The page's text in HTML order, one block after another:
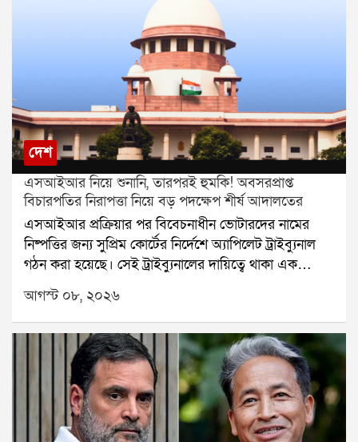
দেশ
এসআইআর নিয়ে শুনানি, তারপরই হুমকি! অবসরপ্রাপ্ত
বিচারপতির নিরাপত্তা নিয়ে বড় পদক্ষেপ শীর্ষ আদালতের
এসআইআর প্রক্রিয়ার পর বিবেচনাধীন ভোটারদের নামের
নিষ্পত্তির জন্য সুপ্রিম কোর্টের নির্দেশে অ্যাপিলেট ট্রাইব্যুনাল
গঠন করা হয়েছে। সেই ট্রাইব্যুনালের দায়িত্বে থাকা এক
অবসরপ্রাপ্ত বিচারপতির নিরাপত্তা নিয়ে এবার প্রশ্ন উঠল।
হুমকি, পথ দুর্ঘটনা এবং বাড়িতে চিঠি আসার অভিযোগের পর
বিষয়টি পৌঁছল সুপ্রিম কোর্টে। এবার নিরাপত্তার বিষয়টি
খতিয়ে দেখে প্রয়োজনীয় ব্যবস্থা নেওয়ার জন্য কলকাতা
হাইকোর্টের প্রধান বিচারপতিকে নির্দেশ দিল শীর্ষ আদালত।
অবসরপ্রাপ্ত ওই বিচারপতির ছেলে তাঁর বাবার নিরাপত্তা নিয়ে
সুপ্রিম কোর্টে আবেদন করেন। আবেদনে বলা হয়, এসআইআর
সংক্রান্ত আপিলের শুনানির দায়িত্ব পালন করতে গিয়ে তাঁর
আগস্ট ০৮, ২০২৬